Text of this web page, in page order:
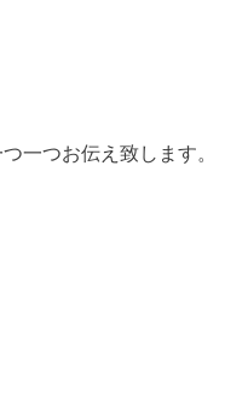
一つお伝え致します。